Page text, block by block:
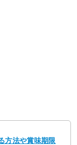
方法や賞味期限